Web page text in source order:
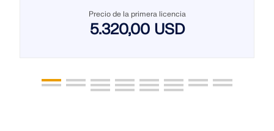
Precio de la primera licencia
5.320,00 USD